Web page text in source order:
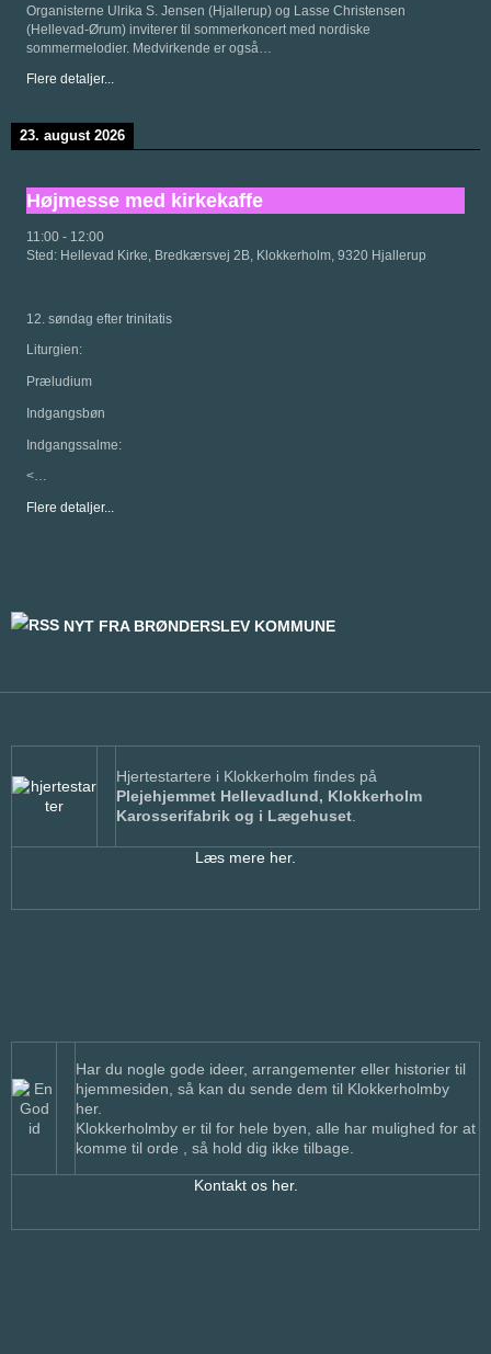
Organisterne Ulrika S. Jensen (Hjallerup) og Lasse Christensen
(Hellevad-Ørum) inviterer til sommerkoncert med nordiske
sommermelodier. Medvirkende er også…
Flere detaljer...
23. august 2026
Højmesse med kirkekaffe
11:00 - 12:00
Sted: Hellevad Kirke, Bredkærsvej 2B, Klokkerholm, 9320 Hjallerup
12. søndag efter trinitatis
Liturgien:
Præludium
Indgangsbøn
Indgangssalme:
<…
Flere detaljer...
NYT FRA BRØNDERSLEV KOMMUNE
Hjertestartere i Klokkerholm findes på
Plejehjemmet Hellevadlund, Klokkerholm
Karosserifabrik og i Lægehuset
Læs mere her.
Har du nogle gode ideer, arrangementer eller historier til
hjemmesiden, så kan du sende dem til Klokkerholmby
her.
Klokkerholmby er til for hele byen, alle har mulighed for at
komme til orde , så hold dig ikke tilbage.
Kontakt os her.